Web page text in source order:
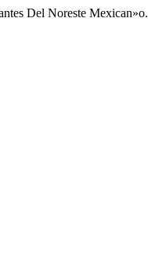
Del Noreste Mexican»o.